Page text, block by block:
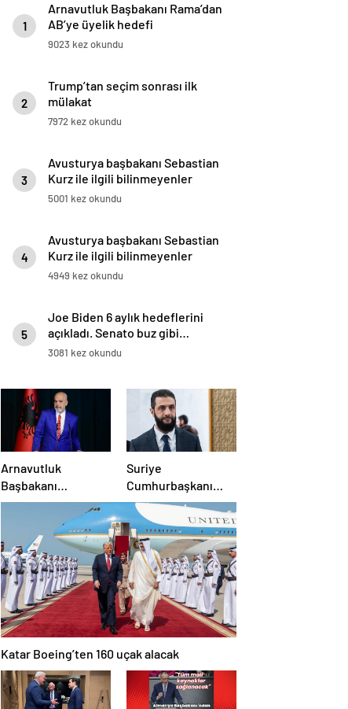
1
Arnavutluk Başbakanı Rama’dan
AB’ye üyelik hedefi
9023 kez okundu
2
Trump’tan seçim sonrası ilk
mülakat
7972 kez okundu
3
Avusturya başbakanı Sebastian
Kurz ile ilgili bilinmeyenler
5001 kez okundu
4
Avusturya başbakanı Sebastian
Kurz ile ilgili bilinmeyenler
4949 kez okundu
5
Joe Biden 6 aylık hedeflerini
açıkladı. Senato buz gibi…
3081 kez okundu
Arnavutluk
Başbakanı
Rama’dan AB’ye
üyelik hedefi
Suriye
Cumhurbaşkanı
Şara: Erdoğan
sözünü yerine
getirdi. Trump’a da
çok teşekkür
ederim
Katar Boeing’ten 160 uçak alacak